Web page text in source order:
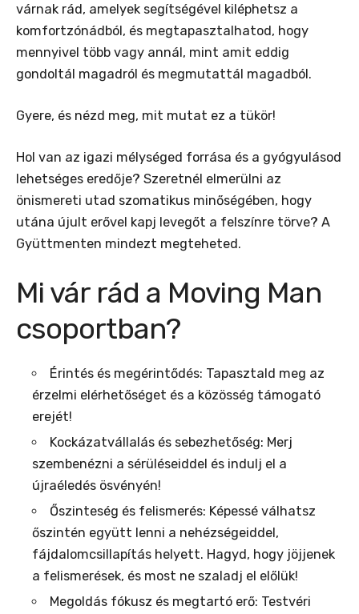
várnak rád, amelyek segítségével kiléphetsz a
komfortzónádból, és megtapasztalhatod, hogy
mennyivel több vagy annál, mint amit eddig
gondoltál magadról és megmutattál magadból.
Gyere, és nézd meg, mit mutat ez a tükör!
Hol van az igazi mélységed forrása és a gyógyulásod
lehetséges eredője? Szeretnél elmerülni az
önismereti utad szomatikus minőségében, hogy
utána újult erővel kapj levegőt a felszínre törve? A
Gyüttmenten mindezt megteheted.
Mi vár rád a Moving Man
csoportban?
Érintés és megérintődés: Tapasztald meg az
érzelmi elérhetőséget és a közösség támogató
erejét!
Kockázatvállalás és sebezhetőség: Merj
szembenézni a sérüléseiddel és indulj el a
újraéledés ösvényén!
Őszinteség és felismerés: Képessé válhatsz
őszintén együtt lenni a nehézségeiddel,
fájdalomcsillapítás helyett. Hagyd, hogy jöjjenek
a felismerések, és most ne szaladj el előlük!
Megoldás fókusz és megtartó erő: Testvéri